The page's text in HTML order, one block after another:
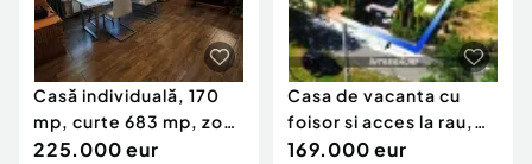
Casă individuală, 170
mp, curte 683 mp, zona
Orasul Vechi
225.000 eur
Casa de vacanta cu
foisor si acces la rau,
de vanzare in ...
169.000 eur